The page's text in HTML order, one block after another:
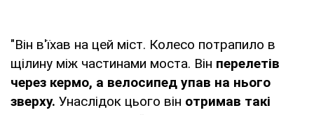
"Він в'їхав на цей міст. Колесо потрапило в
щілину між частинами моста. Він перелетів
через кермо, а велосипед упав на нього
зверху. Унаслідок цього він отримав такі